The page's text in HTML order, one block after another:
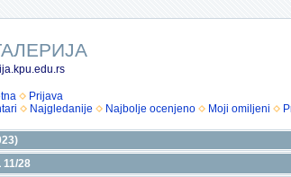
Prijava
Najgledanije Najbolje ocenjeno Moji omiljeni
11/28